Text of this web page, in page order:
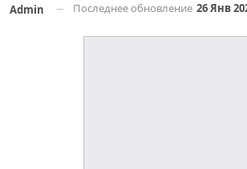
Admin Последнее обновление 26 Янв